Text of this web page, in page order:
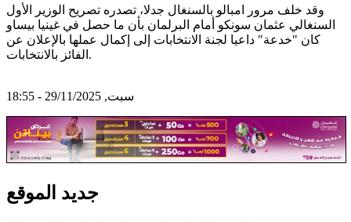
وقد خلف مرور امبالو بالسنغال جدلا، تصدره تصريح الوزير الأول
السنغالي عثمان سونكو أمام البرلمان بأن ما حصل في غينيا بيساو
كان "خدعة" داعيا لجنة الانتخابات إلى إكمال عملها بالإعلان عن
الفائز بالانتخابات.
سبت, 29/11/2025 - 18:55
جديد الموقع